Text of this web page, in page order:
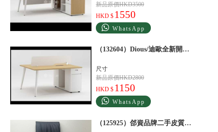
新品原價HKD3500
HKD $ 1550
WhatsApp
（132604）Dious/迪歐全新開放式工位員工辦公桌黃
尺寸
新品原價HKD2800
HKD $ 1150
WhatsApp
（125925）郃資品牌二手皮質轉椅辦公椅黑